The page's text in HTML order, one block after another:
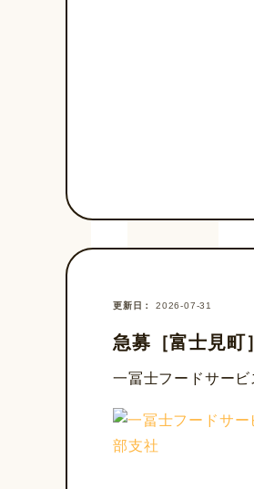
更新日 2026-07-31
急募［富士見町
一冨士フードサー